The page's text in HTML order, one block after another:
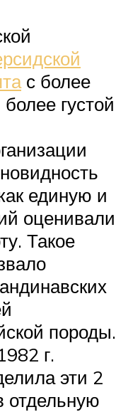
с более
густой
единую и
оценивали
Такое
породы.
г.
эти 2
отдельную